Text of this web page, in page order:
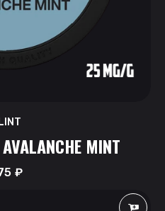
MINT
₽